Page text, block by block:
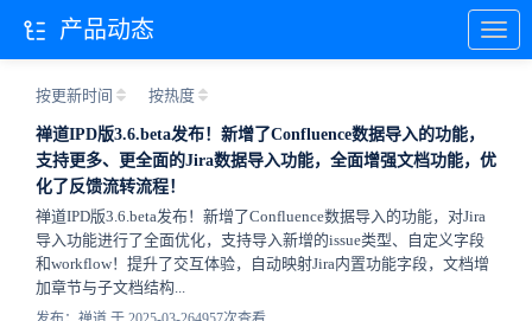
按更新时间 按热度
禅道IPD版3.6.beta发布！新增了Confluence数据导入的功能，
支持更多、更全面的Jira数据导入功能，全面增强文档功能，优
化了反馈流转流程！
禅道IPD版3.6.beta发布！新增了Confluence数据导入的功能，对Jira
导入功能进行了全面优化，支持导入新增的issue类型、自定义字段
和workflow！提升了交互体验，自动映射Jira内置功能字段，文档增
加章节与子文档结构...
产品动态